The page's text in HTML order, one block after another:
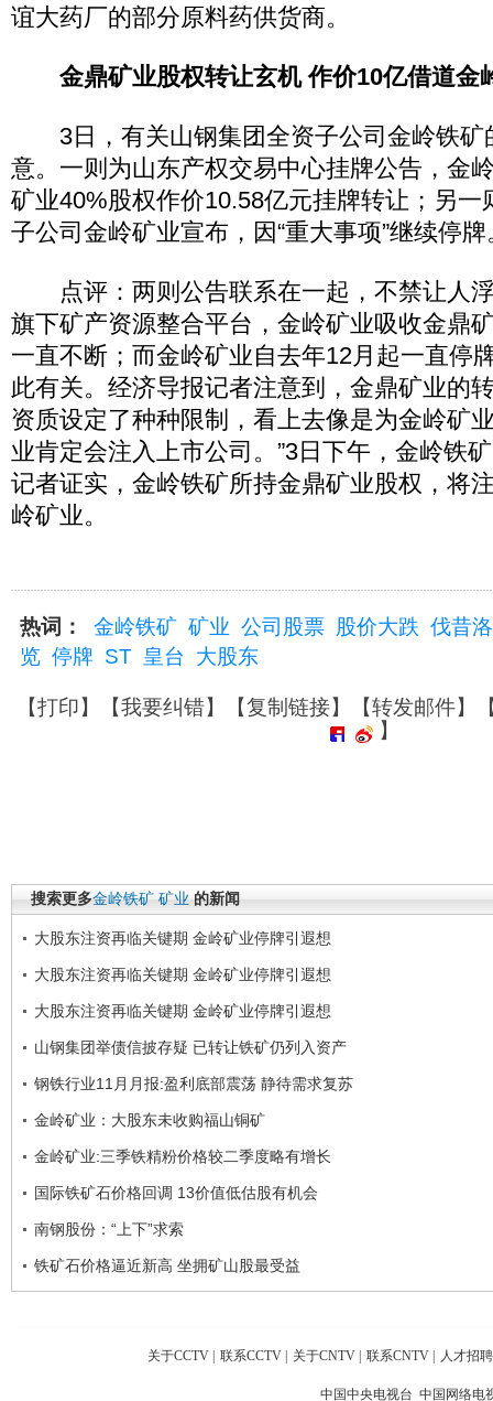
谊大药厂的部分原料药供货商。
金鼎矿业股权转让玄机 作价10亿借道金
3日，有关山钢集团全资子公司金岭铁矿
意。一则为山东产权交易中心挂牌公告，金
矿业40%股权作价10.58亿元挂牌转让；另一
子公司金岭矿业宣布，因“重大事项”继续停
点评：两则公告联系在一起，不禁让人
旗下矿产资源整合平台，金岭矿业吸收金鼎
一直不断；而金岭矿业自去年12月起一直停
此有关。经济导报记者注意到，金鼎矿业的
资质设定了种种限制，看上去像是为金岭矿
业肯定会注入上市公司。”3日下午，金岭铁
记者证实，金岭铁矿所持金鼎矿业股权，将
岭矿业。
热词： 金岭铁矿 矿业 公司股票 股价大跌 伐昔
览 停牌 ST 皇台 大股东
【打印】【我要纠错】【复制链接】【转发邮件】
】
搜索更多金岭铁矿 矿业 的新闻
大股东注资再临关键期 金岭矿业停牌引遐想
大股东注资再临关键期 金岭矿业停牌引遐想
大股东注资再临关键期 金岭矿业停牌引遐想
山钢集团举债信披存疑 已转让铁矿仍列入资产
钢铁行业11月月报:盈利底部震荡 静待需求复苏
金岭矿业：大股东未收购福山铜矿
金岭矿业:三季铁精粉价格较二季度略有增长
国际铁矿石价格回调 13价值低估股有机会
南钢股份：“上下”求索
铁矿石价格逼近新高 坐拥矿山股最受益
关于CCTV | 联系CCTV | 关于CNTV | 联系CNTV | 人才招聘
中国中央电视台 中国网络电